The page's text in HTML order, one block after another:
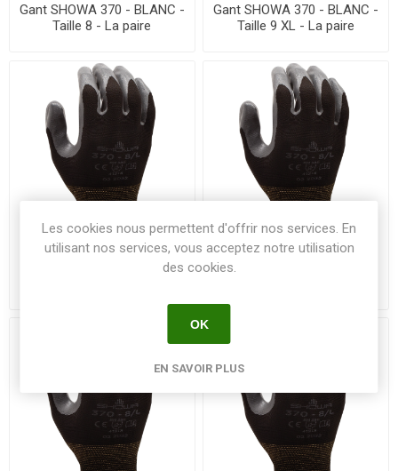
Gant SHOWA 370 - BLANC -
Taille 8 - La paire
Gant SHOWA 370 - BLANC -
Taille 9 XL - La paire
Gant SHOWA 370 - NOIR -
Gant SHOWA 370 - NOIR -
Les cookies nous permettent d'offrir nos services. En
utilisant nos services, vous acceptez notre utilisation
des cookies.
OK
EN SAVOIR PLUS